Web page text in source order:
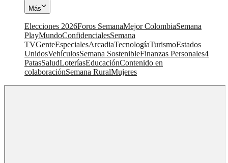
Más
Elecciones 2026Foros SemanaMejor ColombiaSemana
PlayMundoConfidencialesSemana
TVGenteEspecialesArcadiaTecnologíaTurismoEstados
UnidosVehículosSemana SostenibleFinanzas Personales4
PatasSaludLoteríasEducaciónContenido en
colaboraciónSemana RuralMujeres